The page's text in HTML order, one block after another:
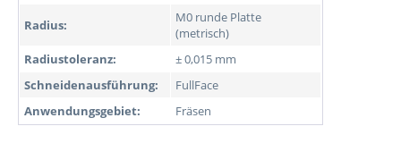
Radius:
M0 runde Platte
(metrisch)
Radiustoleranz:
± 0,015 mm
Schneidenausführung:
FullFace
Anwendungsgebiet:
Fräsen